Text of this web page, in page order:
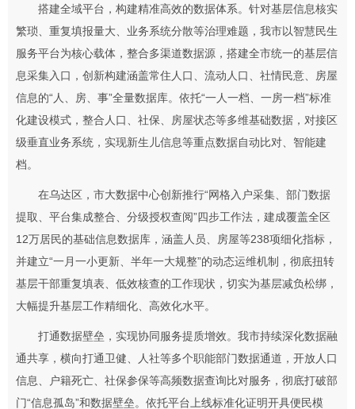
搭建全域平台，构建精准高效的数据体系。针对基层信息核实
繁琐、重复填报量大、业务系统分散等治理难题，我市以智慧民生
服务平台为核心载体，整合多渠道数据源，搭建全市统一的基层信
息采集入口，创新构建涵盖常住人口、流动人口、社情民意、房屋
信息的“人、房、事”全量数据库。依托“一人一档、一房一档”标准
化建设模式，整合人口、社保、房屋状态等多维基础数据，对接区
级垂直业务系统，实现新生儿信息等重点数据自动比对、智能建
档。
在乌达区，市大数据中心创新推行“网格入户采集、部门数据
提取、平台集成整合、分级授权查阅”四步工作法，建成覆盖全区
12万居民的基础信息数据库，涵盖人员、房屋等238项细化指标，
并建立“一月一小更新、半年一大规整”的动态运维机制，彻底扭转
基层干部重复填表、低效核查的工作现状，切实为基层减负松绑，
大幅提升基层工作精细化、高效化水平。
打通数据壁垒，实现协同服务提质增效。我市持续深化数据融
通共享，横向打通卫健、人社等多个职能部门数据通道，开放人口
信息、户籍死亡、社保参保等高频数据查询比对服务，彻底打破部
门“信息孤岛”和数据壁垒。依托平台上线标准化证明开具便民模